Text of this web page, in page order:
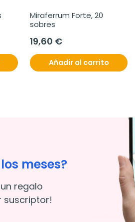
Miraferrum Forte, 20
sobres
19,60 €
Añadir al carrito
meses?
regalo
suscriptor!